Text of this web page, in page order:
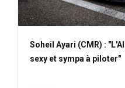
Soheil Ayari (CMR) :
sexy et sympa à piloter"